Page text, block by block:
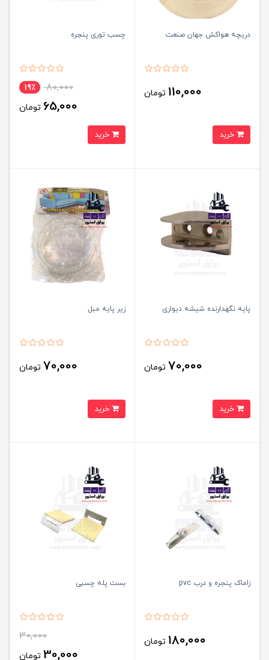
دریچه هواکش جهان صنعت
110,000 تومان
چسب توری پنجره
80,000 19٪
65,000 تومان
پایه نگهدارنده شیشه دیواری
70,000 تومان
زیر پایه مبل
70,000 تومان
زاماک پنجره و درب pvc
180,000 تومان
بست پله چسبی
30,000
30,000 تومان